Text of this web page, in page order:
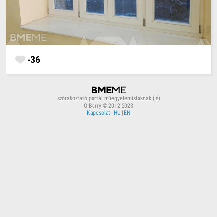
-36
szórakoztató portál műegyetemistáknak (is)
Q-Berry © 2012-2023
Kapcsolat · HU | EN